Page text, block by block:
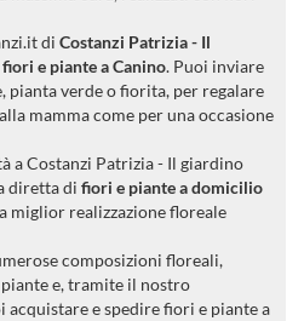
di Costanzi Patrizia - Il
e piante a Canino. Puoi inviare
pianta verde o fiorita, per regalare
mamma come per una occasione
a Costanzi Patrizia - Il giardino
diretta di fiori e piante a domicilio
miglior realizzazione floreale
composizioni floreali,
e, tramite il nostro
e spedire fiori e piante a